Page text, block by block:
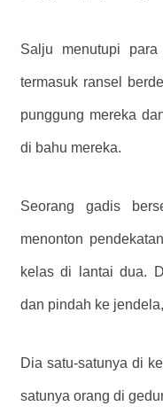
Salju menutupi
termasuk ransel
punggung mereka
di bahu mereka.
Seorang gadis
menonton
kelas di lantai dua.
dan pindah ke
Dia satu-satunya di
satunya orang di